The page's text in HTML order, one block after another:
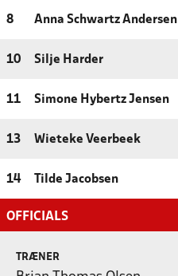
8 Anna Schwartz Andersen
10 Silje Harder
11 Simone Hybertz Jensen
13 Wieteke Veerbeek
14 Tilde Jacobsen
OFFICIALS
TRÆNER